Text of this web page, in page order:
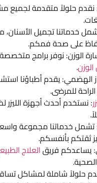
نقدم حلولاً متقدمة
خدماتنا تجميل الأسنان،
على صحة فمكم.
الوزن: نوفر برامج متخصصة
.
الهضمي: يقدم أطباؤنا
للمرضى.
: نستخدم أحدث أجهزة
تشمل خدماتنا مجموعة واسعة
ثقتكم بأنفسكم.
يساعدكم فريقالعلاج
حلولاً شاملة لمشاكل